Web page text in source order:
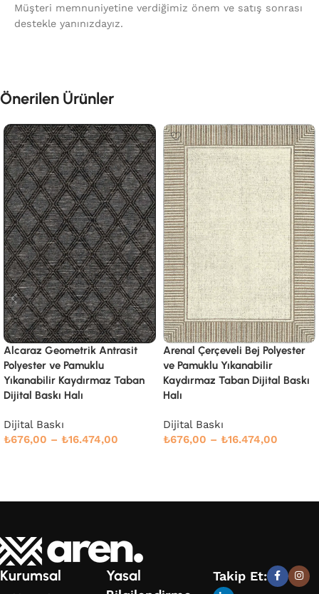
Müşteri memnuniyetine verdiğimiz önem ve satış sonrası
destekle yanınızdayız.
Önerilen Ürünler
Arenal Çerçeveli Bej Polyester
ve Pamuklu Yıkanabilir
Kaydırmaz Taban Dijital Baskı
Halı
Dijital Baskı
₺676,00 – ₺16.474,00
Badal Çerçeveli Gri Polyester
ve Pamuklu Yıkanabilir
Kaydırmaz Taban Dijital Baskı
Halı
Dijital Baskı
₺676,00 – ₺16.474,00
Kurumsal
Yasal
Takip Et: